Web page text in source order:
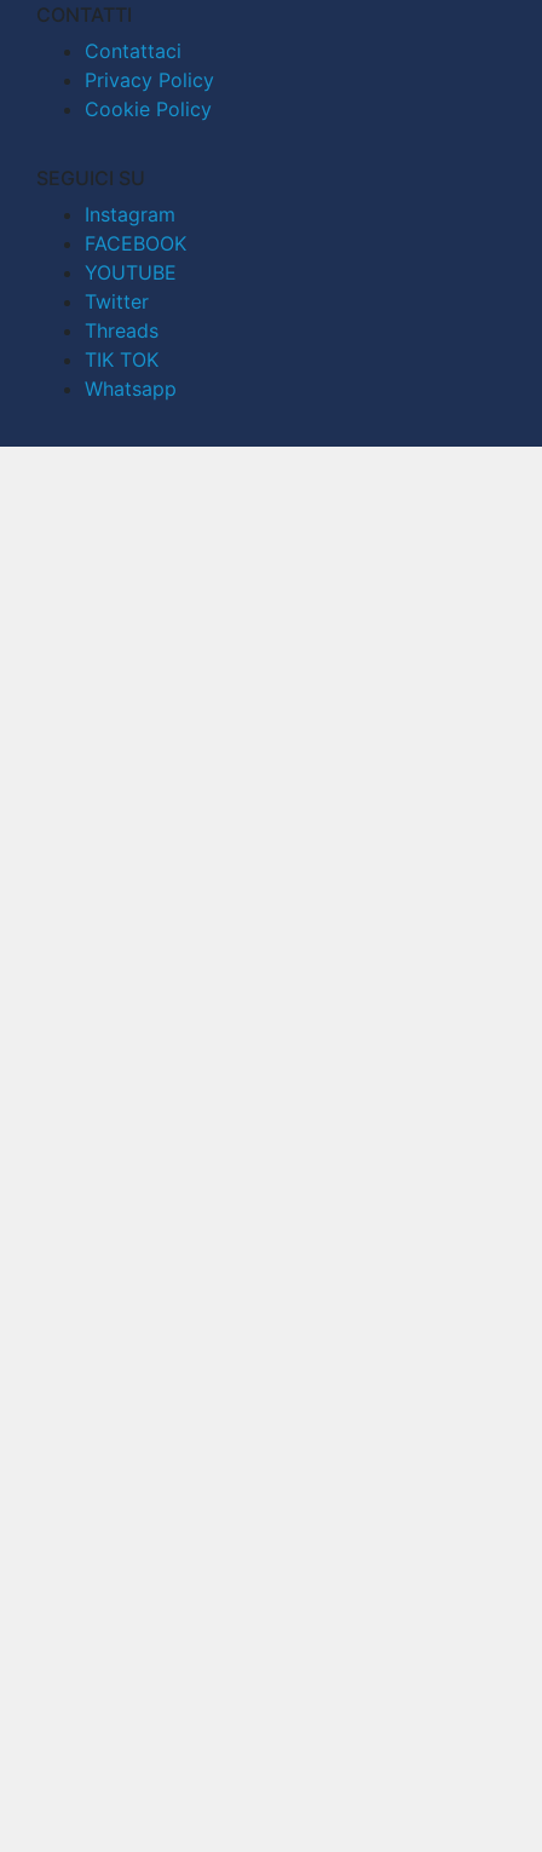
CONTATTI
Contattaci
Privacy Policy
Cookie Policy
SEGUICI SU
Instagram
FACEBOOK
YOUTUBE
Twitter
Threads
TIK TOK
Whatsapp